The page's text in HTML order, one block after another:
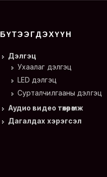
БҮТЭЭГДЭХҮҮН
Дэлгэц
Ухаалаг дэлгэц
LED дэлгэц
Сурталчилгааны дэлгэц
Аудио видео төхөөрөмж
Дагалдах хэрэгсэл